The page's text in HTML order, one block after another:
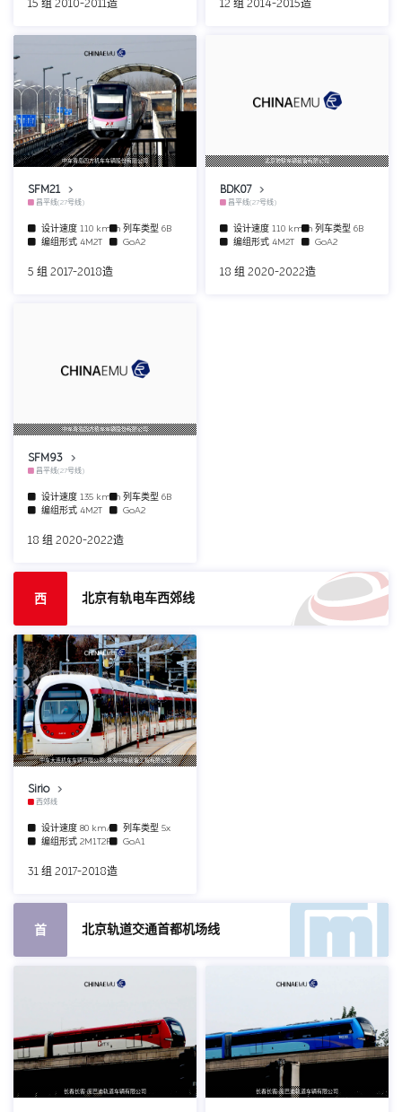
15 组 2010-2011造 12 组 2014-2015造
中车青岛四方机车车辆股份有限公司
SFM21
昌平线(27号线)
设计速度 110 km/h列车类型 6B
编组形式 4M2T GoA2
5 组 2017-2018造
北京地铁车辆装备有限公司
BDK07
昌平线(27号线)
设计速度 110 km/h列车类型 6B
编组形式 4M2T GoA2
18 组 2020-2022造
中车青岛四方机车车辆股份有限公司
SFM93
昌平线(27号线)
设计速度 135 km/h列车类型 6B
编组形式 4M2T GoA2
18 组 2020-2022造
西 北京有轨电车西郊线
中车大连机车车辆有限公司/珠海中车装备工程有限公司
Sirio
西郊线
设计速度 80 km/h 列车类型 5x
编组形式 2M1T2F GoA1
31 组 2017-2018造
首 北京轨道交通首都机场线
长春长客-庞巴迪轨道车辆有限公司 长春长客-庞巴迪轨道车辆有限公司